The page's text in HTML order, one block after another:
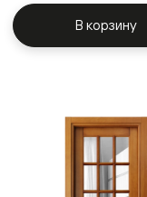
В корзину